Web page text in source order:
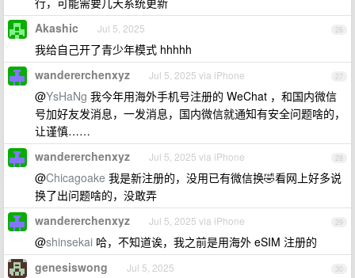
26
Akashic Jul 5, 2025
我给自己开了青少年模式 hhhhh
27
wandererchenxyz Jul 5, 2025 via iPhone
@YsHaNg 我今年用海外手机号注册的 WeChat ，和国内微信
号加好友发消息，一发消息，国内微信就通知有安全问题啥的，
让谨慎……
28
wandererchenxyz Jul 5, 2025 via iPhone
@Chicagoake 我是新注册的，没用已有微信换🤣看网上好多说
换了出问题啥的，没敢弄
29
wandererchenxyz Jul 5, 2025 via iPhone
@shinsekai 哈，不知道诶，我之前是用海外 eSIM 注册的
30
genesiswong Jul 5, 2025